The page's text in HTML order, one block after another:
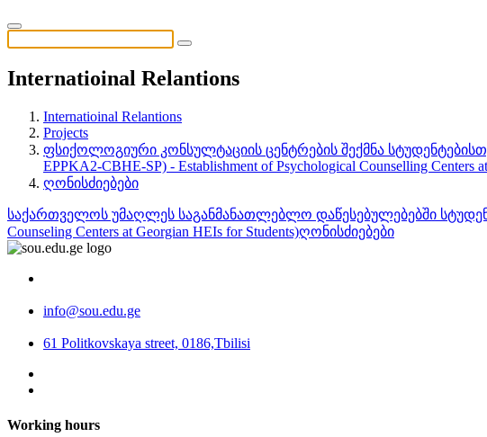
Internatioinal Relantions
Internatioinal Relantions
Projects
ფსიქოლოგიური კონსულტაციის ცენტრების შექმნა
EPPKA2-CBHE-SP) - Establishment of Psychological Counselling Centers
ღონისძიებები
საქართველოს უმაღლეს საგანმანათლებლო დაწესებულებებში
Counseling Centers at Georgian HEIs for Students)ღონისძიებები
info@sou.edu.ge
61 Politkovskaya street, 0186,Tbilisi
Working hours